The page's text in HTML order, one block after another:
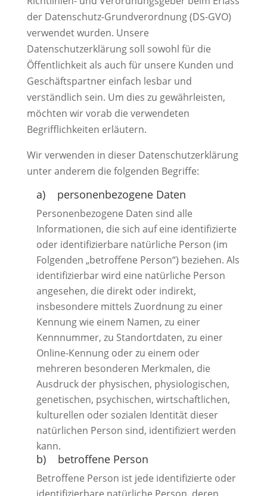
der Datenschutz-Grundverordnung (DS-GVO)
verwendet wurden. Unsere
Datenschutzerklärung soll sowohl für die
Öffentlichkeit als auch für unsere Kunden und
Geschäftspartner einfach lesbar und
verständlich sein. Um dies zu gewährleisten,
möchten wir vorab die verwendeten
Begrifflichkeiten erläutern.
Wir verwenden in dieser Datenschutzerklärung
unter anderem die folgenden Begriffe:
a) personenbezogene Daten
Personenbezogene Daten sind alle
Informationen, die sich auf eine identifizierte
oder identifizierbare natürliche Person (im
Folgenden „betroffene Person“) beziehen. Als
identifizierbar wird eine natürliche Person
angesehen, die direkt oder indirekt,
insbesondere mittels Zuordnung zu einer
Kennung wie einem Namen, zu einer
Kennnummer, zu Standortdaten, zu einer
Online-Kennung oder zu einem oder
mehreren besonderen Merkmalen, die
Ausdruck der physischen, physiologischen,
genetischen, psychischen, wirtschaftlichen,
kulturellen oder sozialen Identität dieser
natürlichen Person sind, identifiziert werden
kann.
b) betroffene Person
Betroffene Person ist jede identifizierte oder